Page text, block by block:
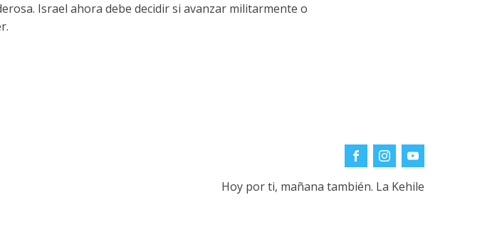
Israel ahora debe decidir si avanzar militarmente o
Hoy por ti, mañana también. La Kehile